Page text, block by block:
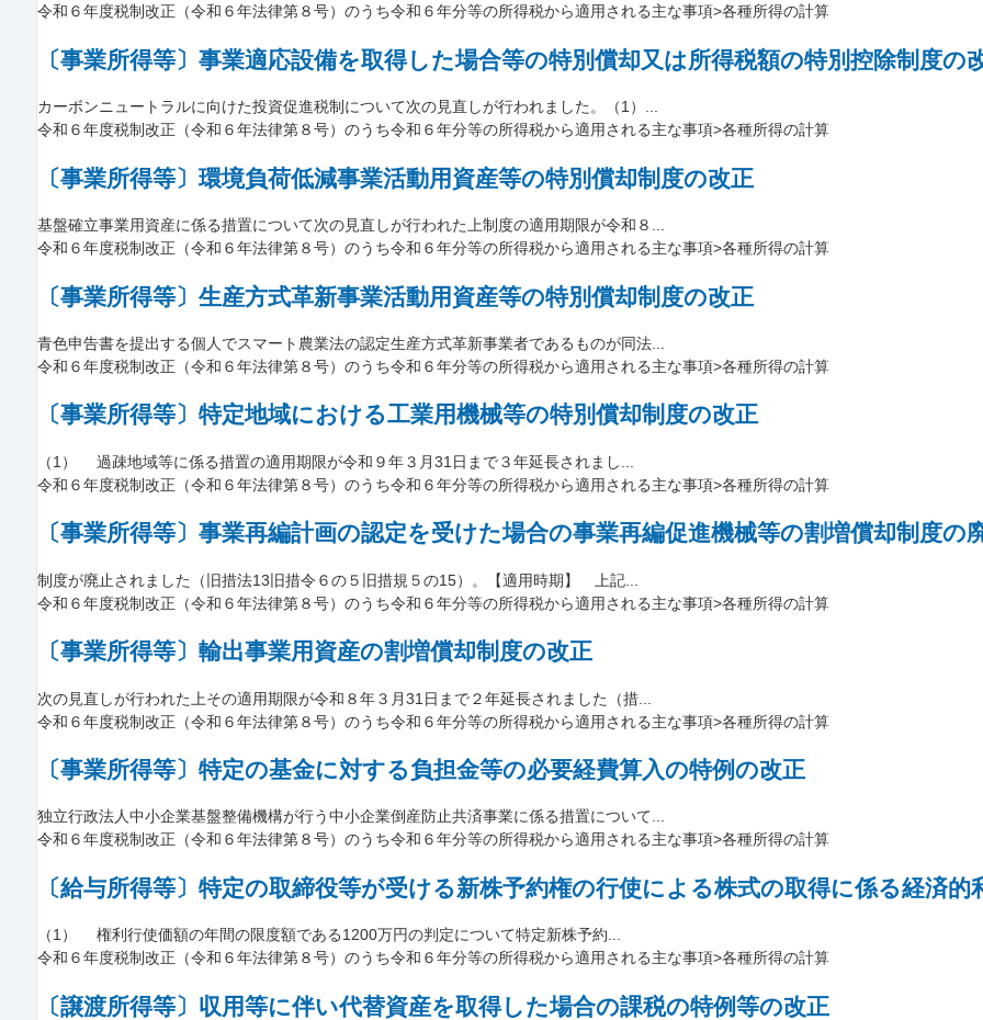
令和６年度税制改正（令和６年法律第８号）のうち令和６年分等の所得税から適用される主な事項>各種所得の計算
〔事業所得等〕事業適応設備を取得した場合等の特別償却又は所得税額の特別控除制度の
カーボンニュートラルに向けた投資促進税制について次の見直しが行われました。（1）...
令和６年度税制改正（令和６年法律第８号）のうち令和６年分等の所得税から適用される主な事項>各種所得の計算
〔事業所得等〕環境負荷低減事業活動用資産等の特別償却制度の改正
基盤確立事業用資産に係る措置について次の見直しが行われた上制度の適用期限が令和８...
令和６年度税制改正（令和６年法律第８号）のうち令和６年分等の所得税から適用される主な事項>各種所得の計算
〔事業所得等〕生産方式革新事業活動用資産等の特別償却制度の改正
青色申告書を提出する個人でスマート農業法の認定生産方式革新事業者であるものが同法...
令和６年度税制改正（令和６年法律第８号）のうち令和６年分等の所得税から適用される主な事項>各種所得の計算
〔事業所得等〕特定地域における工業用機械等の特別償却制度の改正
（1） 過疎地域等に係る措置の適用期限が令和９年３月31日まで３年延長されまし...
令和６年度税制改正（令和６年法律第８号）のうち令和６年分等の所得税から適用される主な事項>各種所得の計算
〔事業所得等〕事業再編計画の認定を受けた場合の事業再編促進機械等の割増償却制度の
制度が廃止されました（旧措法13旧措令６の５旧措規５の15）。【適用時期】 上記...
令和６年度税制改正（令和６年法律第８号）のうち令和６年分等の所得税から適用される主な事項>各種所得の計算
〔事業所得等〕輸出事業用資産の割増償却制度の改正
次の見直しが行われた上その適用期限が令和８年３月31日まで２年延長されました（措...
令和６年度税制改正（令和６年法律第８号）のうち令和６年分等の所得税から適用される主な事項>各種所得の計算
〔事業所得等〕特定の基金に対する負担金等の必要経費算入の特例の改正
独立行政法人中小企業基盤整備機構が行う中小企業倒産防止共済事業に係る措置について...
令和６年度税制改正（令和６年法律第８号）のうち令和６年分等の所得税から適用される主な事項>各種所得の計算
〔給与所得等〕特定の取締役等が受ける新株予約権の行使による株式の取得に係る経済的
（1） 権利行使価額の年間の限度額である1200万円の判定について特定新株予約...
令和６年度税制改正（令和６年法律第８号）のうち令和６年分等の所得税から適用される主な事項>各種所得の計算
〔譲渡所得等〕収用等に伴い代替資産を取得した場合の課税の特例等の改正